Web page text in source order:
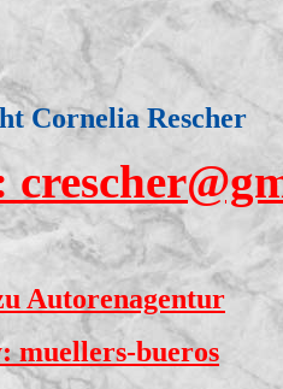
Cornelia Rescher
Autorenagentur
muellers-bueros